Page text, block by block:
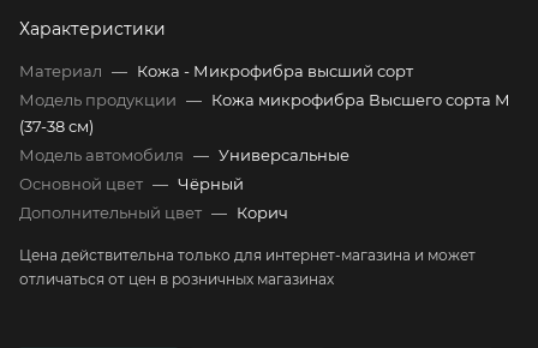
Характеристики
Материал — Кожа - Микрофибра высший сорт
Модель продукции — Кожа микрофибра Высшего сорта М
(37-38 см)
Модель автомобиля — Универсальные
Основной цвет — Чёрный
Дополнительный цвет — Корич
Цена действительна только для интернет-магазина и может
отличаться от цен в розничных магазинах